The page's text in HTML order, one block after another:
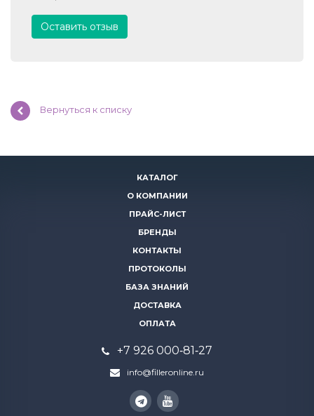
Оставить отзыв
Вернуться к списку
КАТАЛОГ
О КОМПАНИИ
ПРАЙС-ЛИСТ
БРЕНДЫ
КОНТАКТЫ
ПРОТОКОЛЫ
БАЗА ЗНАНИЙ
ДОСТАВКА
ОПЛАТА
+7 926 000‑81‑27
info@filleronline.ru